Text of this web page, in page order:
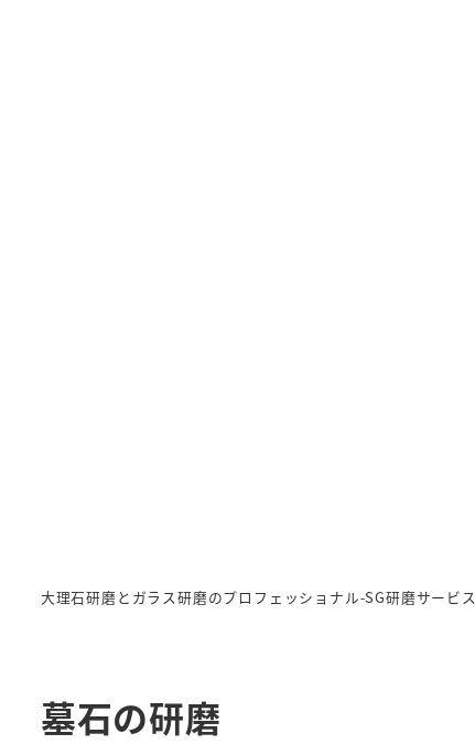
大理石研磨とガラス研磨のプロフェッショナル-SG研磨サービス
墓石の研磨